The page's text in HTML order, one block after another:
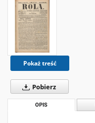
Pokaż treść
Pobierz
OPIS